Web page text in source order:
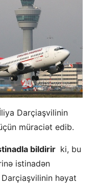
Darçiaşvilinin
müraciət edib.
bildirir ki, bu
istinadən
həyat